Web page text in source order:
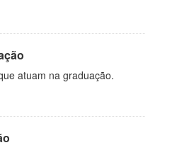
atuam na graduação.